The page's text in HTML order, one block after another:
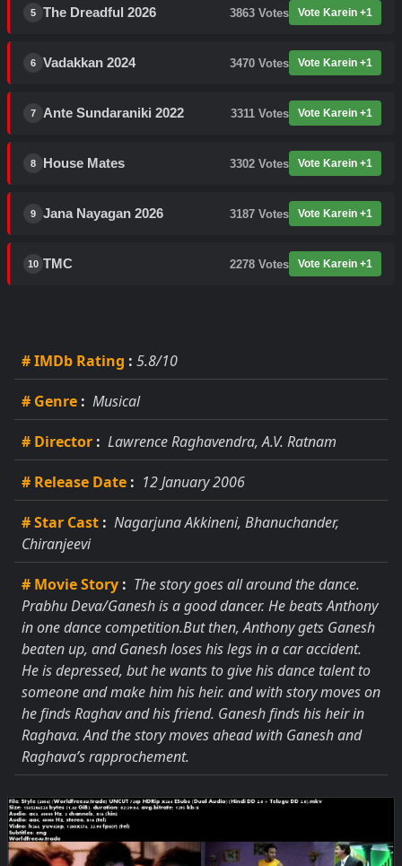
5 The Dreadful 2026 3863 Votes Vote Karein +1
6 Vadakkan 2024 3470 Votes Vote Karein +1
7 Ante Sundaraniki 2022 3311 Votes Vote Karein +1
8 House Mates 3302 Votes Vote Karein +1
9 Jana Nayagan 2026 3187 Votes Vote Karein +1
10 TMC 2278 Votes Vote Karein +1
# IMDb Rating : 5.8/10
# Genre : Musical
# Director : Lawrence Raghavendra, A.V. Ratnam
# Release Date : 12 January 2006
# Star Cast : Nagarjuna Akkineni, Bhanuchander,
Chiranjeevi
# Movie Story : The story goes all around the dance.
Prabhu Deva/Ganesh is a good dancer. He beats Anthony
in one dance competition.But then, Anthony gets Ganesh
beaten up, and Ganesh loses his legs in a car accident.
He is depressed, but he wants to give his dance talent to
someone and make him his heir. and with story moves on
he finds Raghav and his friend. Ganesh finds his heir in
Raghava. And the story moves ahead with Ganesh and
Raghava’s rapprochement.